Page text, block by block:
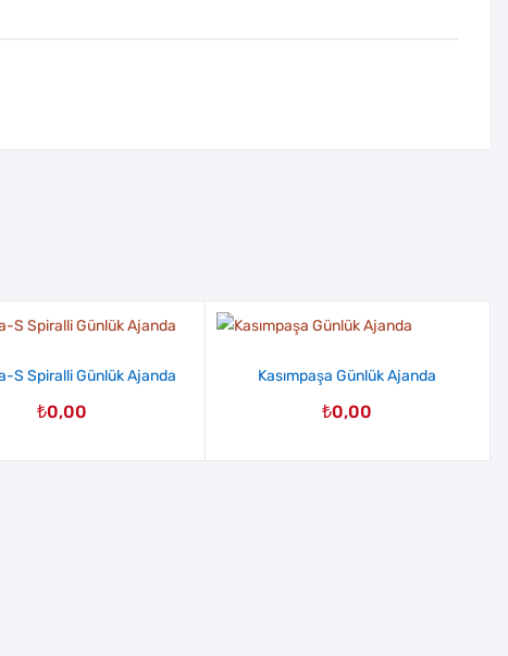
S Spiralli Günlük Ajanda
₺0,00
Kasımpaşa Günlük Ajanda
₺0,00